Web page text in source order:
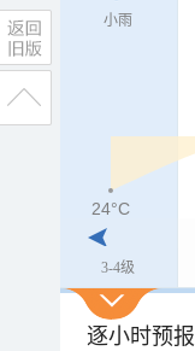
小雨
3-4级
24°C
逐小时预报